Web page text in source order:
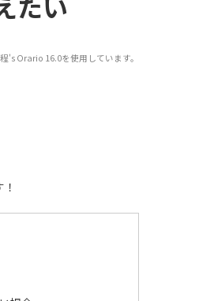
's Orario 16.0を使用しています。